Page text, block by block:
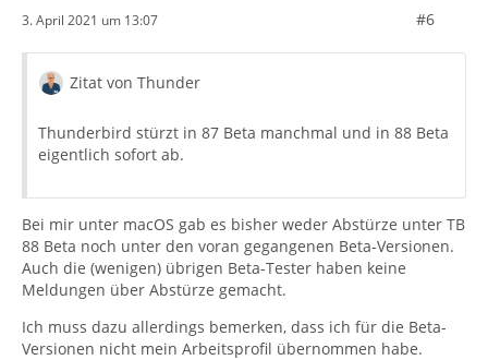
3. April 2021 um 13:07 #6
Zitat von Thunder
Thunderbird stürzt in 87 Beta manchmal und in 88 Beta
eigentlich sofort ab.
Bei mir unter macOS gab es bisher weder Abstürze unter TB
88 Beta noch unter den voran gegangenen Beta-Versionen.
Auch die (wenigen) übrigen Beta-Tester haben keine
Meldungen über Abstürze gemacht.
Ich muss dazu allerdings bemerken, dass ich für die Beta-
Versionen nicht mein Arbeitsprofil übernommen habe.